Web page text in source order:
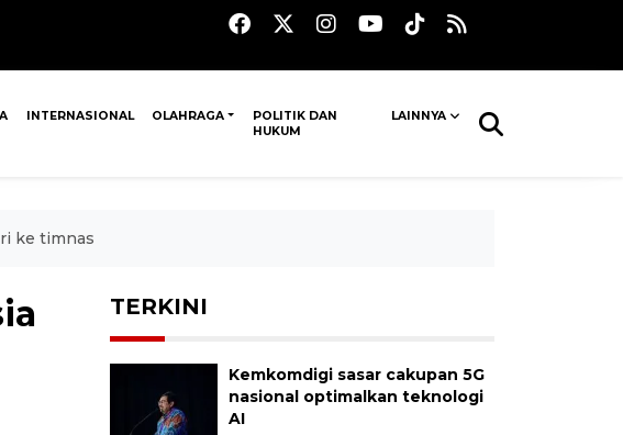
INTERNASIONAL OLAHRAGA
POLITIK DAN
HUKUM
LAINNYA
ke timnas
TERKINI
Kemkomdigi sasar cakupan 5G
nasional optimalkan teknologi
AI